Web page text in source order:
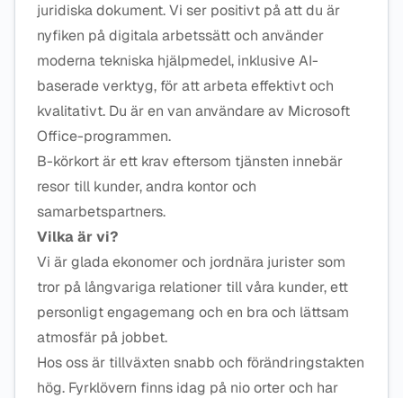
juridiska dokument. Vi ser positivt på att du är
nyfiken på digitala arbetssätt och använder
moderna tekniska hjälpmedel, inklusive AI-
baserade verktyg, för att arbeta effektivt och
kvalitativt. Du är en van användare av Microsoft
Office-programmen.
B-körkort är ett krav eftersom tjänsten innebär
resor till kunder, andra kontor och
samarbetspartners.
Vilka är vi?
Vi är glada ekonomer och jordnära jurister som
tror på långvariga relationer till våra kunder, ett
personligt engagemang och en bra och lättsam
atmosfär på jobbet.
Hos oss är tillväxten snabb och förändringstakten
hög. Fyrklövern finns idag på nio orter och har